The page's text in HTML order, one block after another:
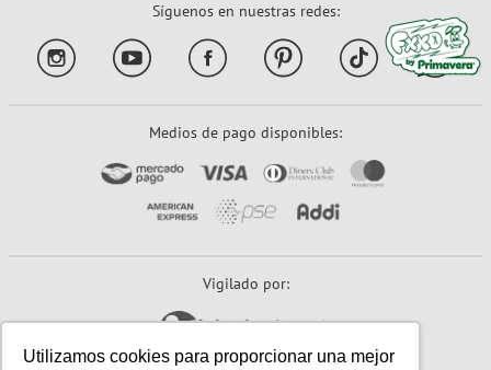
Utilizamos cookies para proporcionar una mejor
Síguenos en nuestras redes:
Medios de pago disponibles:
Vigilado por: